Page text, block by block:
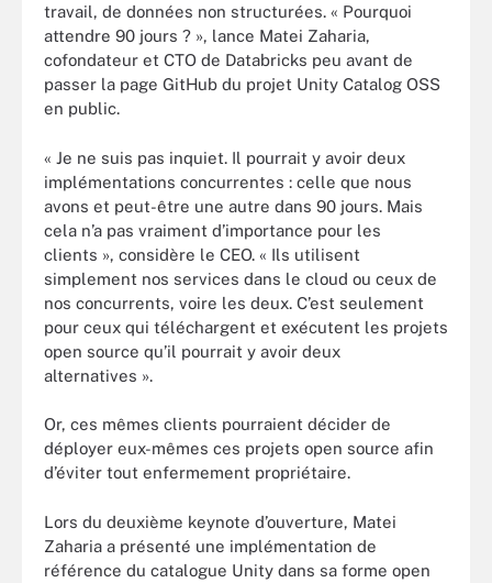
travail, de données non structurées. « Pourquoi
attendre 90 jours ? », lance Matei Zaharia,
cofondateur et CTO de Databricks peu avant de
passer la page GitHub du projet Unity Catalog OSS
en public.
« Je ne suis pas inquiet. Il pourrait y avoir deux
implémentations concurrentes : celle que nous
avons et peut-être une autre dans 90 jours. Mais
cela n’a pas vraiment d’importance pour les
clients », considère le CEO. « Ils utilisent
simplement nos services dans le cloud ou ceux de
nos concurrents, voire les deux. C’est seulement
pour ceux qui téléchargent et exécutent les projets
open source qu’il pourrait y avoir deux
alternatives ».
Or, ces mêmes clients pourraient décider de
déployer eux-mêmes ces projets open source afin
d’éviter tout enfermement propriétaire.
Lors du deuxième keynote d’ouverture, Matei
Zaharia a présenté une implémentation de
référence du catalogue Unity dans sa forme open